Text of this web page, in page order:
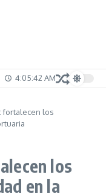
4:05:42 AM
fortalecen los
los
en la